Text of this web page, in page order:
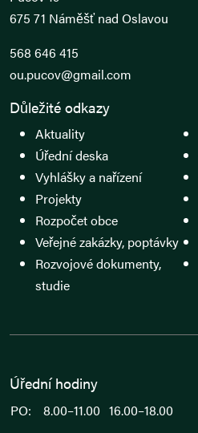
675 71 Náměšť nad Oslavou
568 646 415
ou.pucov@gmail.com
Důležité odkazy
Aktuality
Úřední deska
Vyhlášky a nařízení
Projekty
Rozpočet obce
Veřejné zakázky, poptávky
Rozvojové dokumenty,
studie
Úřední hodiny
PO: 8.00–11.00 16.00–18.00